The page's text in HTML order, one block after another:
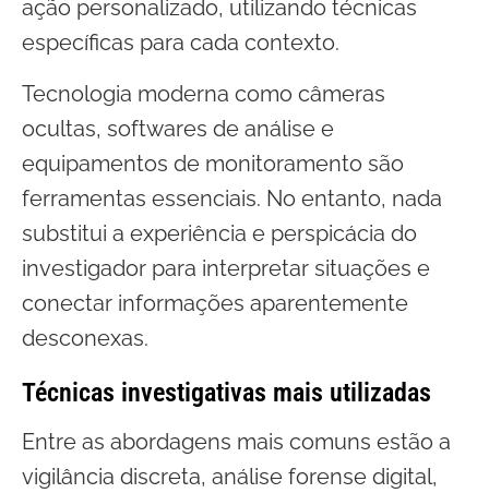
ação personalizado, utilizando técnicas
específicas para cada contexto.
Tecnologia moderna como câmeras
ocultas, softwares de análise e
equipamentos de monitoramento são
ferramentas essenciais. No entanto, nada
substitui a experiência e perspicácia do
investigador para interpretar situações e
conectar informações aparentemente
desconexas.
Técnicas investigativas mais utilizadas
Entre as abordagens mais comuns estão a
vigilância discreta, análise forense digital,